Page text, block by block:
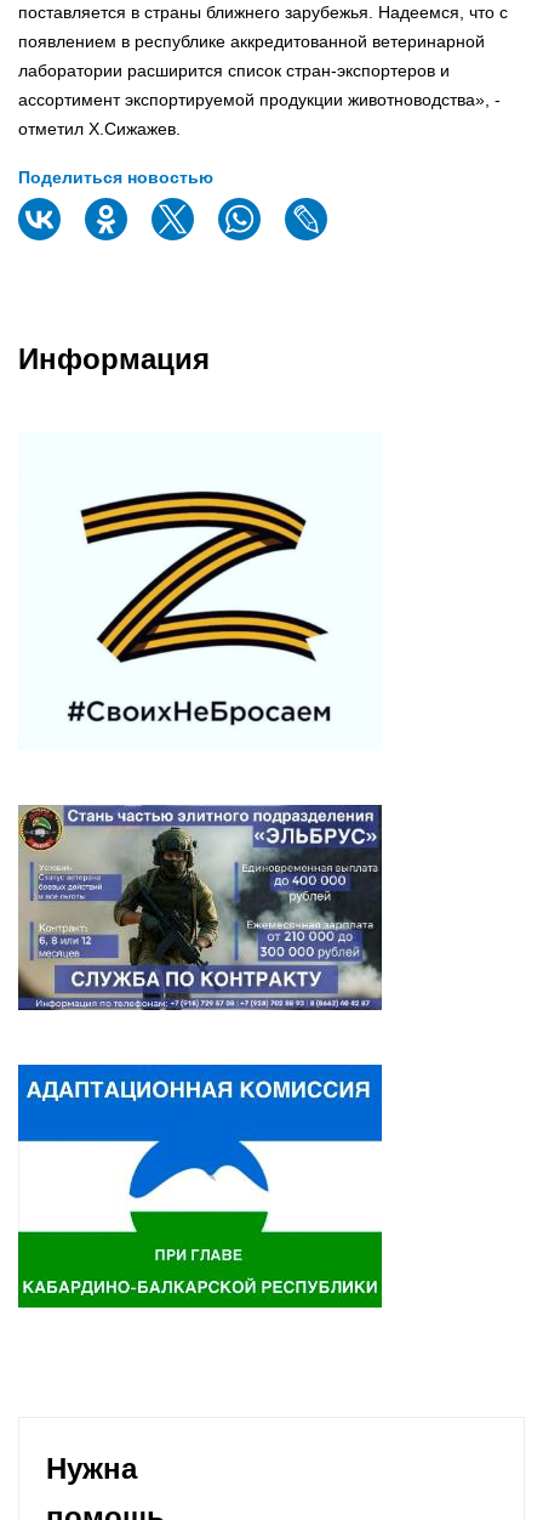
поставляется в страны ближнего зарубежья. Надеемся, что с
появлением в республике аккредитованной ветеринарной
лаборатории расширится список стран-экспортеров и
ассортимент экспортируемой продукции животноводства», -
отметил Х.Сижажев.
Поделиться новостью
Информация
Нужна